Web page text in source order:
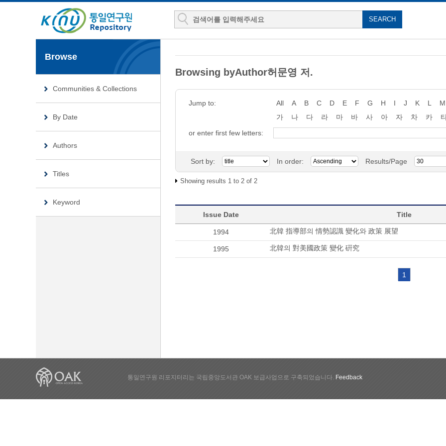
Browse
Communities & Collections
By Date
Authors
Titles
Keyword
Browsing byAuthor허문영 저.
Jump to: All A B C D E F G H I J K L M
가
나 다 라 마 바 사 아 자 차 카
or enter first few letters:
Sort by: In order: Results/Page
Showing results 1 to 2 of 2
Issue Date Title
1994 北韓 指導部의 情勢認識 變化와 政策 展望
1995 北韓의 對美國政策 變化 硏究
1
통일연구원 리포지터리는 국립중앙도서관 OAK 보급사업으로 구축되었습니다. Feedback